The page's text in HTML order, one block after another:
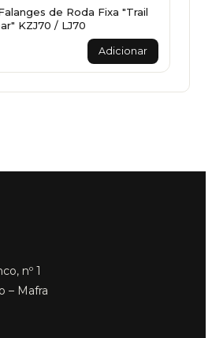
de Roda Fixa "Trail
KZJ70 / LJ70
Adicionar
nº 1
– Mafra